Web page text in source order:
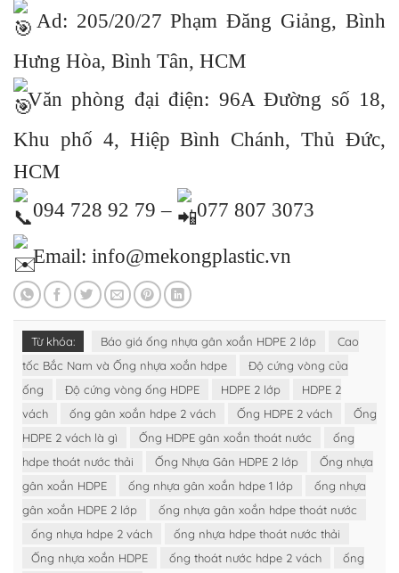
Ad: 205/20/27 Phạm Đăng Giảng, Bình
Hưng Hòa, Bình Tân, HCM
Văn phòng đại điện: 96A Đường số 18,
Khu phố 4, Hiệp Bình Chánh, Thủ Đức,
HCM
094 728 92 79 –
077 807 3073
Email: info@mekongplastic.vn
Từ khóa: Báo giá ống nhựa gân xoắn HDPE 2 lớp
Cao
tốc Bắc Nam và Ống nhựa xoắn hdpe
Độ cứng vòng của
ống
Độ cứng vòng ống HDPE HDPE 2 lớp
HDPE 2
vách
ống gân xoắn hdpe 2 vách Ống HDPE 2 vách
Ống
HDPE 2 vách là gì
Ống HDPE gân xoắn thoát nước
ống
hdpe thoát nước thải
Ống Nhựa Gân HDPE 2 lớp
Ống nhựa
gân xoắn HDPE
ống nhựa gân xoắn hdpe 1 lớp
ống nhựa
gân xoắn HDPE 2 lớp
ống nhựa gân xoắn hdpe thoát nước
ống nhựa hdpe 2 vách
ống nhựa hdpe thoát nước thải
Ống nhựa xoắn HDPE
ống thoát nước hdpe 2 vách
ống